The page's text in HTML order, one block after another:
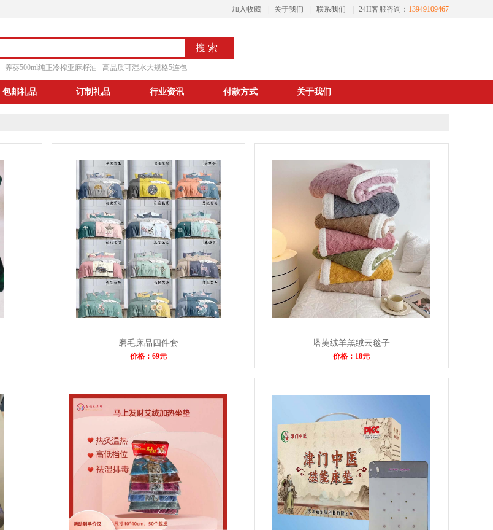
加入收藏 关于我们 联系我们 24H客服咨询： 13949109467
养葵500ml纯正冷榨亚麻籽油 高品质可湿水大规格5连包
包邮礼品 订制礼品 行业资讯 付款方式 关于我们
磨毛床品四件套
价格：69元
塔芙绒羊羔绒云毯子
价格：18元